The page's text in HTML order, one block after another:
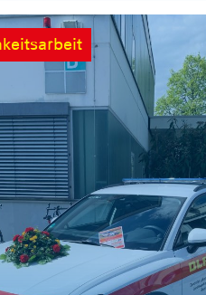
Rettungsboote,
der
vorzeitig beenden.
begleitet und an
Im Anschluss wurde